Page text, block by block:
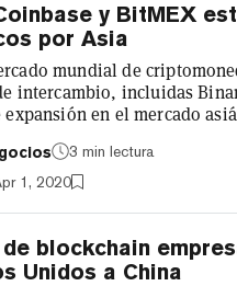
y BitMEX
por Asia
mundial de
intercambio, incluidas
en el mercado asiático. Gracias a la creciente
Japón y la India.
oficialmente Binance
3 min lectura
1, 2020
blockchain
Unidos a China